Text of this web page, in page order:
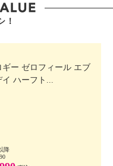
！
ギー ゼロフィール エブ
イ ハーフト...
降